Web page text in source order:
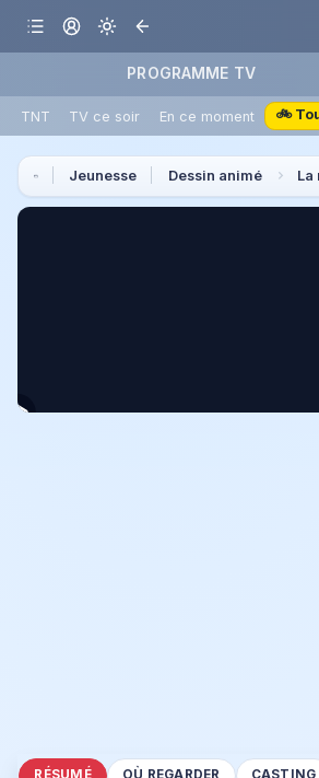
PROGRAMME TV
TNT TV ce soir En ce moment 🚲
Jeunesse Dessin animé La
RÉSUMÉ OÙ REGARDER CASTING